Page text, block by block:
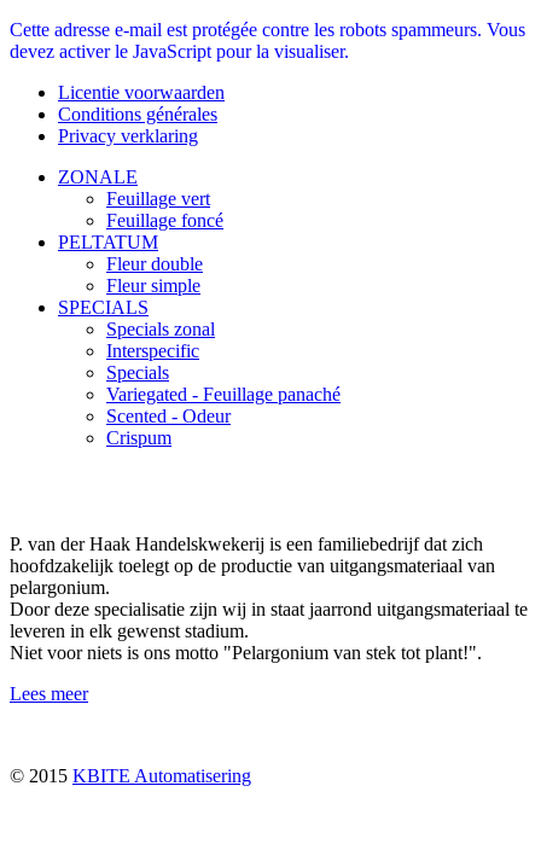
Cette adresse e-mail est protégée contre les robots spammeurs. Vous
devez activer le JavaScript pour la visualiser.
Licentie voorwaarden
Conditions générales
Privacy verklaring
ZONALE
Feuillage vert
Feuillage foncé
PELTATUM
Fleur double
Fleur simple
SPECIALS
Specials zonal
Interspecific
Specials
Variegated - Feuillage panaché
Scented - Odeur
Crispum
P. van der Haak Handelskwekerij is een familiebedrijf dat zich
hoofdzakelijk toelegt op de productie van uitgangsmateriaal van
pelargonium.
Door deze specialisatie zijn wij in staat jaarrond uitgangsmateriaal te
leveren in elk gewenst stadium.
Niet voor niets is ons motto "Pelargonium van stek tot plant!".
Lees meer
© 2015 KBITE Automatisering